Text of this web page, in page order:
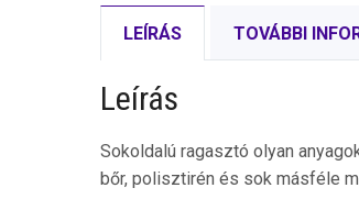
LEÍRÁS TOVÁBBI
Leírás
Sokoldalú ragasztó olyan
bőr, polisztirén és sok másféle